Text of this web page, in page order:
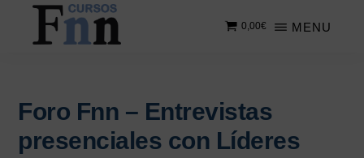
Saltar
contenido
Saltar
principal
online
MENU
0,00€
Foro Fnn – Entrevistas
presenciales con Líderes